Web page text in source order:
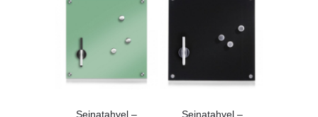
Seinatahvel –
Seinatahvel –